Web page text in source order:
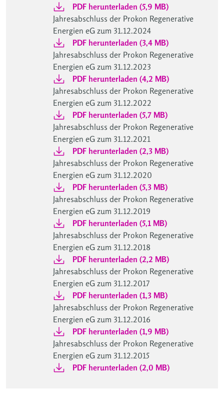
PDF herunterladen (5,9 MB)
Jahresabschluss der Prokon Regenerative
Energien eG zum 31.12.2024
PDF herunterladen (3,4 MB)
Jahresabschluss der Prokon Regenerative
Energien eG zum 31.12.2023
PDF herunterladen (4,2 MB)
Jahresabschluss der Prokon Regenerative
Energien eG zum 31.12.2022
PDF herunterladen (5,7 MB)
Jahresabschluss der Prokon Regenerative
Energien eG zum 31.12.2021
PDF herunterladen (2,3 MB)
Jahresabschluss der Prokon Regenerative
Energien eG zum 31.12.2020
PDF herunterladen (5,3 MB)
Jahresabschluss der Prokon Regenerative
Energien eG zum 31.12.2019
PDF herunterladen (5,1 MB)
Jahresabschluss der Prokon Regenerative
Energien eG zum 31.12.2018
PDF herunterladen (2,2 MB)
Jahresabschluss der Prokon Regenerative
Energien eG zum 31.12.2017
PDF herunterladen (1,3 MB)
Jahresabschluss der Prokon Regenerative
Energien eG zum 31.12.2016
PDF herunterladen (1,9 MB)
Jahresabschluss der Prokon Regenerative
Energien eG zum 31.12.2015
PDF herunterladen (2,0 MB)